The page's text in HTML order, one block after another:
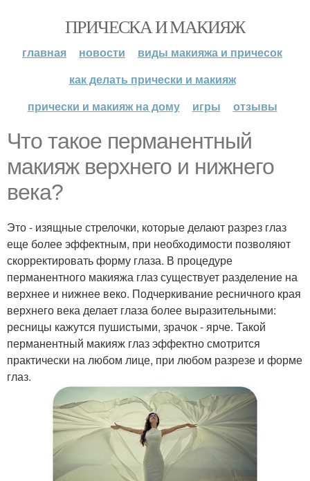
ПРИЧЕСКА И МАКИЯЖ
главная новости
виды макияжа и причесок
как делать прически и макияж
прически и макияж на дому
игры отзывы
Что такое перманентный
макияж верхнего и нижнего
века?
Это - изящные стрелочки, которые делают разрез глаз
еще более эффектным, при необходимости позволяют
скорректировать форму глаза. В процедуре
перманентного макияжа глаз существует разделение на
верхнее и нижнее веко. Подчеркивание ресничного края
верхнего века делает глаза более выразительными:
ресницы кажутся пушистыми, зрачок - ярче. Такой
перманентный макияж глаз эффектно смотрится
практически на любом лице, при любом разрезе и форме
глаз.